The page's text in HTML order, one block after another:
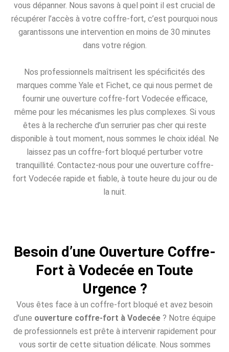
vous dépanner. Nous savons à quel point il est crucial de
récupérer l’accès à votre coffre-fort, c’est pourquoi nous
garantissons une intervention en moins de 30 minutes
dans votre région.
Nos professionnels maîtrisent les spécificités des
marques comme Yale et Fichet, ce qui nous permet de
fournir une ouverture coffre-fort Vodecée efficace,
même pour les mécanismes les plus complexes. Si vous
êtes à la recherche d’un serrurier pas cher qui reste
disponible à tout moment, nous sommes le choix idéal. Ne
laissez pas un coffre-fort bloqué perturber votre
tranquillité. Contactez-nous pour une ouverture coffre-
fort Vodecée rapide et fiable, à toute heure du jour ou de
la nuit.
Besoin d’une Ouverture Coffre-
Fort à Vodecée en Toute
Urgence ?
Vous êtes face à un coffre-fort bloqué et avez besoin
d’une ouverture coffre-fort à Vodecée ? Notre équipe
de professionnels est prête à intervenir rapidement pour
vous sortir de cette situation délicate. Nous sommes